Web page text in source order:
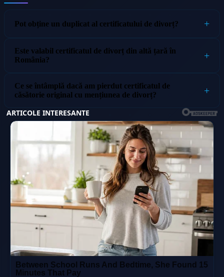
Pot obține un duplicat al certificatului de divorț?
Este valabil certificatul de divorț din altă țară în
România?
Ce se întâmplă dacă am pierdut certificatul de
căsătorie original cu mențiunea de divorț?